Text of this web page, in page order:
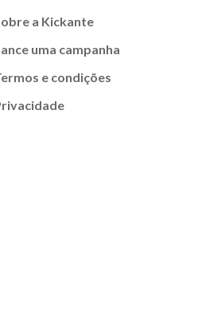
a Kickante
uma campanha
e condições